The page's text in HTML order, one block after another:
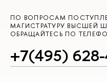
ПО ВОПРОСАМ
МАГИСТРАТУРУ ВЫСШЕЙ
ОБРАЩАЙТЕСЬ ПО
+7(495)